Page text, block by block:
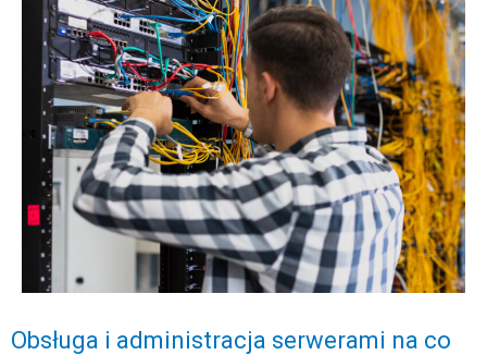
Obsługa i administracja serwerami na co